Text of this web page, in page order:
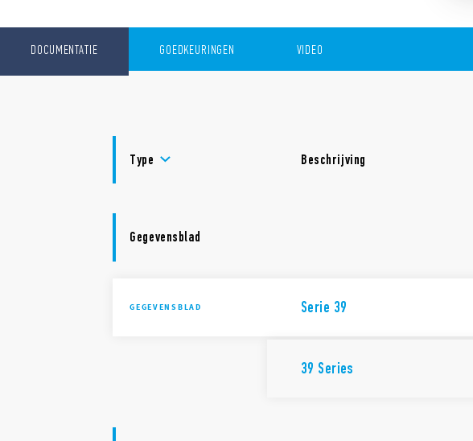
DOCUMENTATIE GOEDKEURINGEN VIDEO
Type Beschrijving
Gegevensblad
GEGEVENSBLAD Serie 39
39 Series